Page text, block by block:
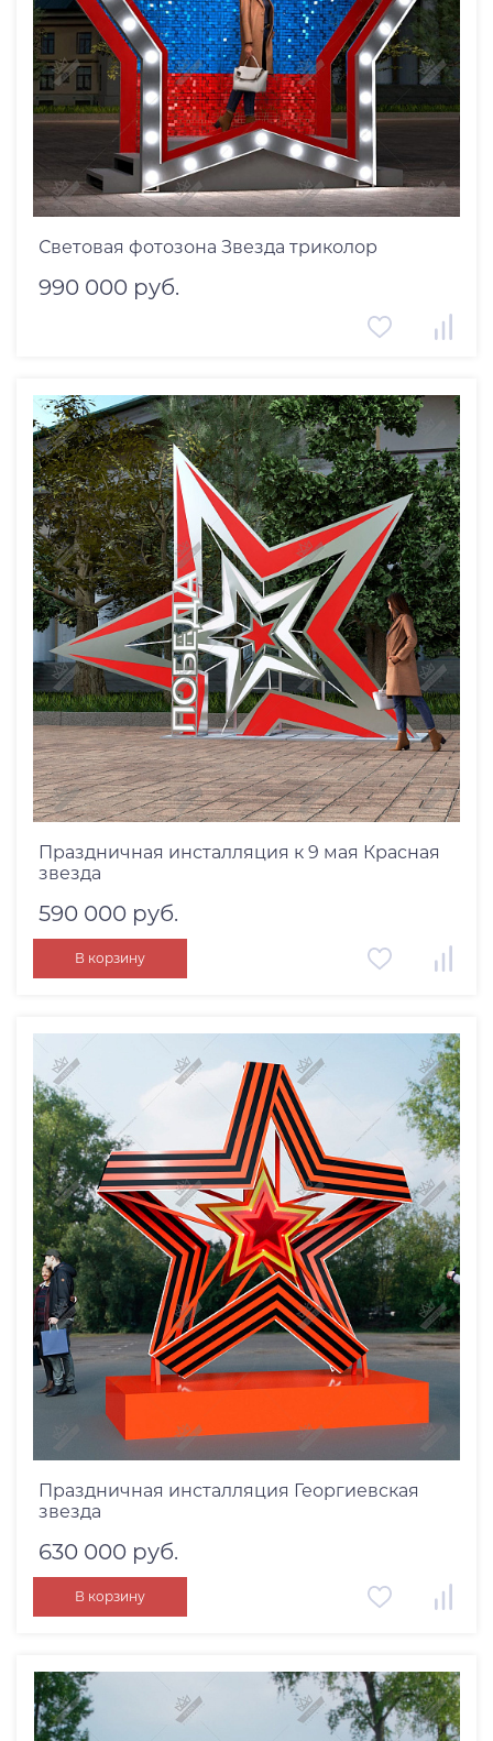
Световая фотозона Звезда триколор
990 000 руб.
Праздничная инсталляция к 9 мая Красная
звезда
590 000 руб.
В корзину
Праздничная инсталляция Георгиевская
звезда
630 000 руб.
В корзину